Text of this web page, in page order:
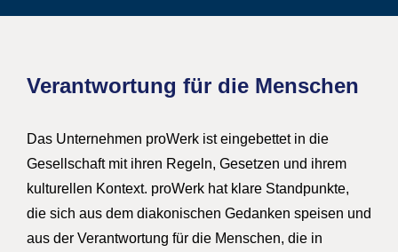
Verantwortung für die Menschen
Das Unternehmen proWerk ist eingebettet in die
Gesellschaft mit ihren Regeln, Gesetzen und ihrem
kulturellen Kontext. proWerk hat klare Standpunkte,
die sich aus dem diakonischen Gedanken speisen und
aus der Verantwortung für die Menschen, die in